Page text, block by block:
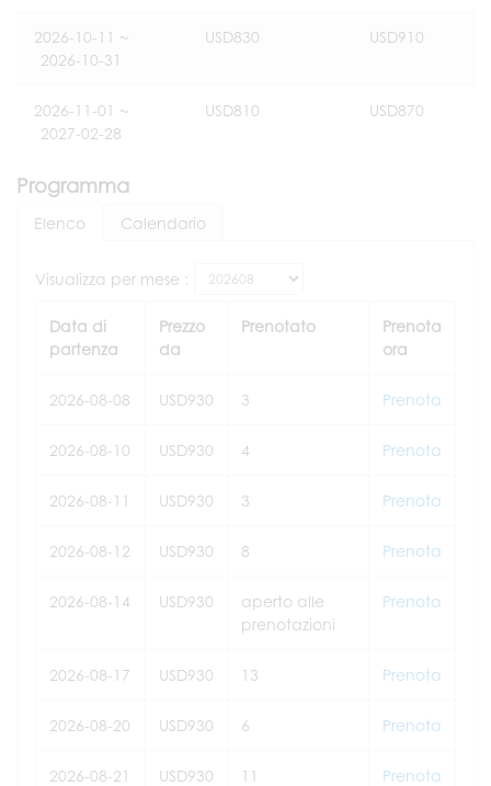
2026-10-11 ~
2026-10-31
USD830 USD910
2026-11-01 ~
2027-02-28
USD810 USD870
Programma
Elenco Calendario
Visualizza per mese :
Data di
partenza
Prezzo
da
Prenotato
Prenota
ora
2026-08-08 USD930 3 Prenota
2026-08-10 USD930 4 Prenota
2026-08-11 USD930 3 Prenota
2026-08-12 USD930 8 Prenota
2026-08-14 USD930
aperto alle
prenotazioni
Prenota
2026-08-17 USD930 13 Prenota
2026-08-20 USD930 6 Prenota
2026-08-21 USD930 11 Prenota